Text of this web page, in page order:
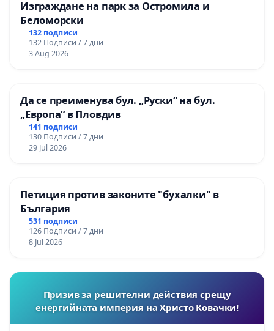
Изграждане на парк за Остромила и
Беломорски
132 подписи
132 Подписи / 7 дни
3 Aug 2026
Да се преименува бул. „Руски“ на бул.
„Европа“ в Пловдив
141 подписи
130 Подписи / 7 дни
29 Jul 2026
Петиция против законите "бухалки" в
България
531 подписи
126 Подписи / 7 дни
8 Jul 2026
Призив за решителни действия срещу
енергийната империя на Христо Ковачки!